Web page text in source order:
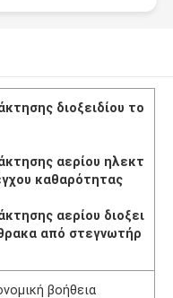
διοξειδίου το
αερίου ηλεκτ
καθαρότητας
αερίου διοξει
από στεγνωτήρ
βοήθεια